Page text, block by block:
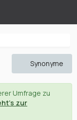
Synonyme
Umfrage zu
zur